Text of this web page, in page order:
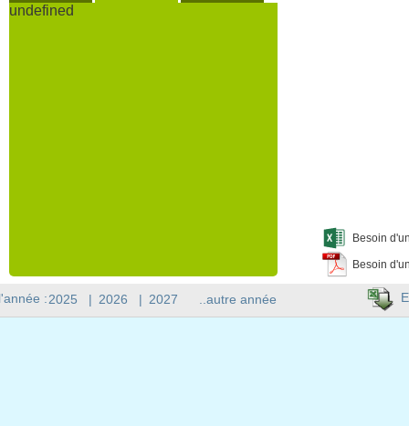
undefined
Besoin
Besoin
:2025 | 2026 | 2027 ..autre année